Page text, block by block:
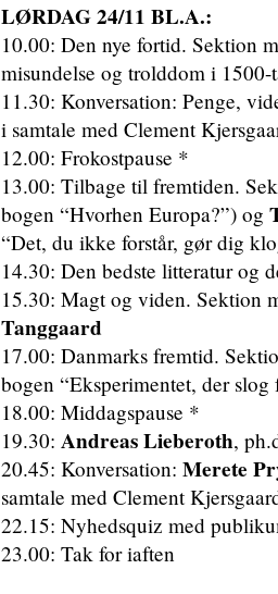
LØRDAG 24/11 BL.A.:
10.00: Den nye fortid. Sektion
misundelse og trolddom i
11.30: Konversation: Penge,
i samtale med Clement
12.00: Frokostpause *
13.00: Tilbage til fremtiden.
bogen “Hvorhen Europa?”) og
“Det, du ikke forstår, gør dig
14.30: Den bedste litteratur og
15.30: Magt og viden. Sektion
Tanggaard
17.00: Danmarks fremtid.
bogen “Eksperimentet, der slog
18.00: Middagspause *
19.30: Andreas Lieberoth,
20.45: Konversation: Merete
samtale med Clement
22.15: Nyhedsquiz med
23.00: Tak for iaften